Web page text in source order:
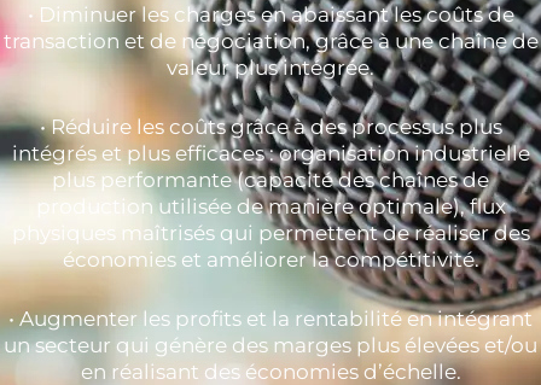
• Diminuer les charges en abaissant les coûts de
transaction et de négociation, grâce à une chaîne de
valeur plus intégrée.
• Réduire les coûts grâce à des processus plus
intégrés et plus efficaces : organisation industrielle
plus performante (capacité des chaînes de
production utilisée de manière optimale), flux
physiques maîtrisés qui permettent de réaliser des
économies et améliorer la compétitivité.
• Augmenter les profits et la rentabilité en intégrant
un secteur qui génère des marges plus élevées et/ou
en réalisant des économies d’échelle.